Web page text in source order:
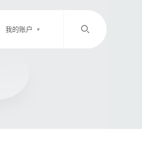
我的账户
/